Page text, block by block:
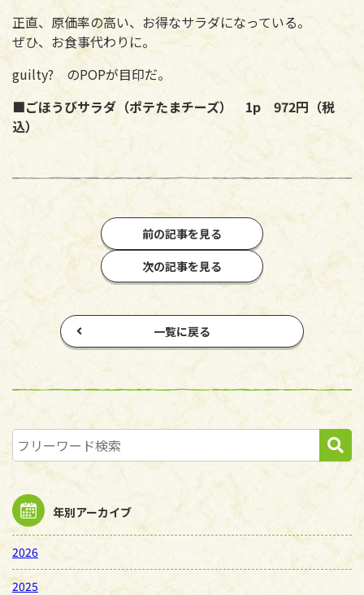
正直、原価率の高い、お得なサラダになっている。
ぜひ、お食事代わりに。
guilty? のPOPが目印だ。
■ごほうびサラダ（ポテたまチーズ） 1p 972円（税
込）
前の記事を見る
次の記事を見る
一覧に戻る
年別アーカイブ
2026
2025